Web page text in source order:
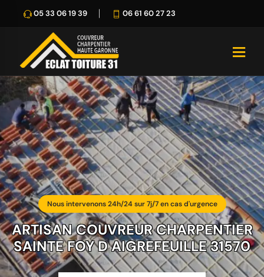
05 33 06 19 39 06 61 60 27 23
Nous intervenons 24h/24 sur 7j/7 en cas d'urgence
ARTISAN COUVREUR CHARPENTIER
SAINTE FOY D AIGREFEUILLE 31570